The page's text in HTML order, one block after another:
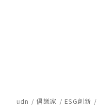
udn 倡議家 ESG創新